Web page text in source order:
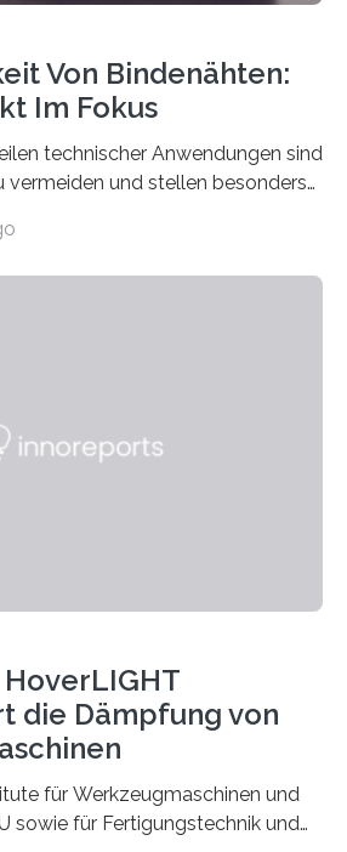
Von Bindenähten:
Im Fokus
technischer Anwendungen sind
vermeiden und stellen besonders
Herausforderung dar.
Einsatz von Rezyklaten
die Dämpfung von
für Werkzeugmaschinen und
sowie für Fertigungstechnik und